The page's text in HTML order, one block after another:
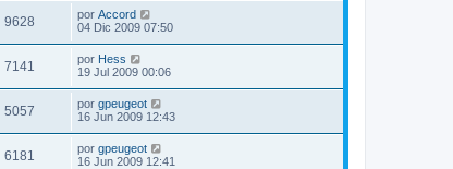
9628 por Accord
04 Dic 2009 07:50
7141 por Hess
19 Jul 2009 00:06
5057 por gpeugeot
16 Jun 2009 12:43
6181 por gpeugeot
16 Jun 2009 12:41